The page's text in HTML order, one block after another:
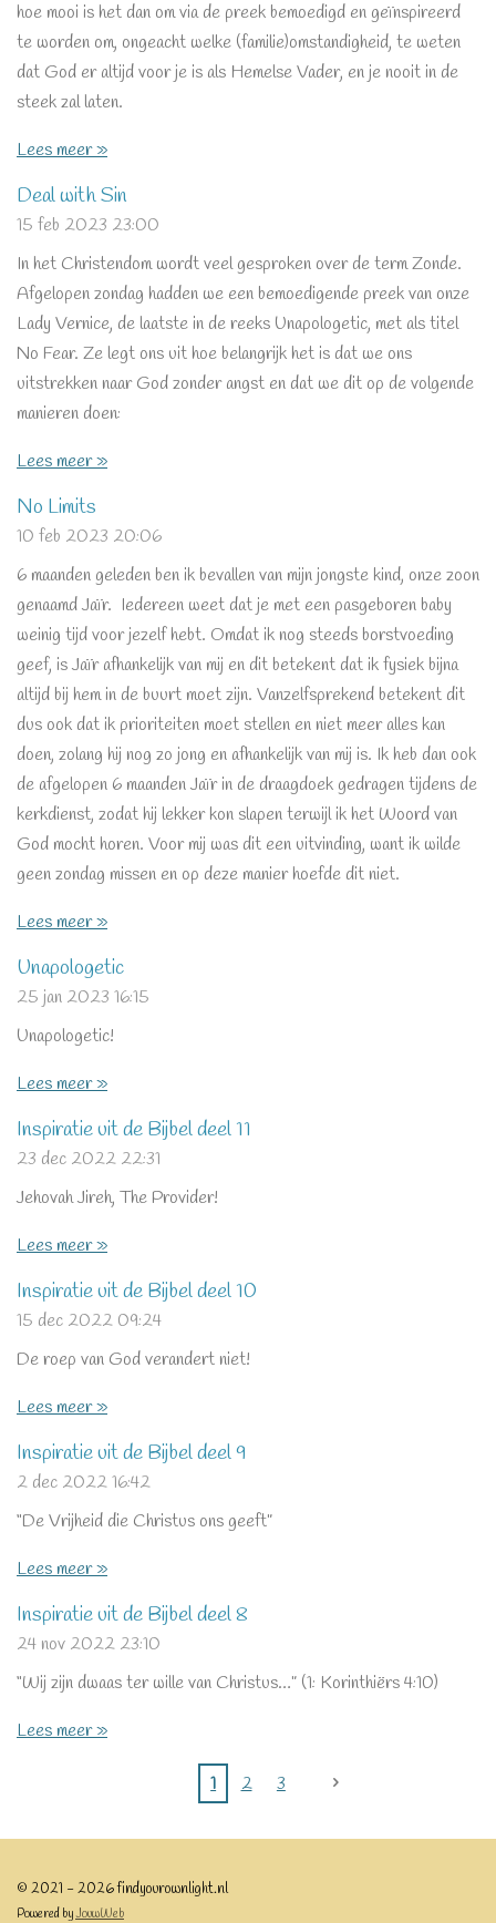
hoe mooi is het dan om via de preek bemoedigd en geïnspireerd
te worden om, ongeacht welke (familie)omstandigheid, te weten
dat God er altijd voor je is als Hemelse Vader, en je nooit in de
steek zal laten.
Lees meer »
Deal with Sin
15 feb 2023 23:00
In het Christendom wordt veel gesproken over de term Zonde.
Afgelopen zondag hadden we een bemoedigende preek van onze
Lady Vernice, de laatste in de reeks Unapologetic, met als titel
No Fear. Ze legt ons uit hoe belangrijk het is dat we ons
uitstrekken naar God zonder angst en dat we dit op de volgende
manieren doen:
Lees meer »
No Limits
10 feb 2023 20:06
6 maanden geleden ben ik bevallen van mijn jongste kind, onze zoon
genaamd Jaïr. Iedereen weet dat je met een pasgeboren baby
weinig tijd voor jezelf hebt. Omdat ik nog steeds borstvoeding
geef, is Jaïr afhankelijk van mij en dit betekent dat ik fysiek bijna
altijd bij hem in de buurt moet zijn. Vanzelfsprekend betekent dit
dus ook dat ik prioriteiten moet stellen en niet meer alles kan
doen, zolang hij nog zo jong en afhankelijk van mij is. Ik heb dan ook
de afgelopen 6 maanden Jaïr in de draagdoek gedragen tijdens de
kerkdienst, zodat hij lekker kon slapen terwijl ik het Woord van
God mocht horen. Voor mij was dit een uitvinding, want ik wilde
geen zondag missen en op deze manier hoefde dit niet.
Lees meer »
Unapologetic
25 jan 2023 16:15
Unapologetic!
Lees meer »
Inspiratie uit de Bijbel deel 11
23 dec 2022 22:31
Jehovah Jireh, The Provider!
Lees meer »
Inspiratie uit de Bijbel deel 10
15 dec 2022 09:24
De roep van God verandert niet!
Lees meer »
Inspiratie uit de Bijbel deel 9
2 dec 202216:42
“De Vrijheid die Christus ons geeft”
Lees meer »
Inspiratie uit de Bijbel deel 8
24 nov 2022 23:10
“Wij zijn dwaas ter wille van Christus…” (1: Korinthiërs 4:10)
Lees meer »
1 2 3
© 2021 - 2026 findyourownlight.nl
Powered byJouwWeb